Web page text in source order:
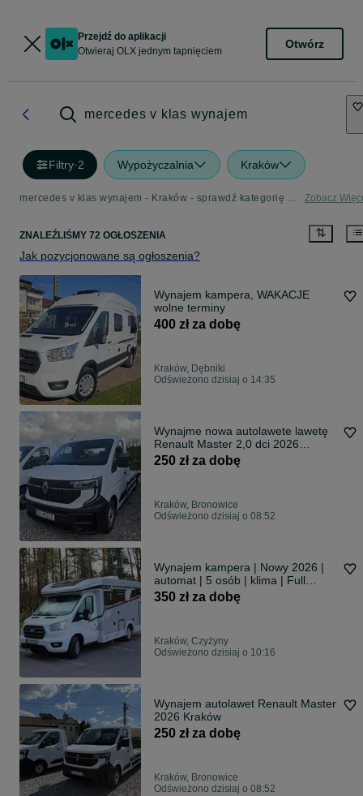
Przejdź do aplikacji
Otwieraj OLX jednym tapnięciem
Otwórz
mercedes v klas wynajem
Filtry·2 Wypożyczalnia Kraków
mercedes v klas wynajem - Kraków - sprawdź kategorię Wypożyczalnia Zobacz
ZNALEŹLIŚMY 72 OGŁOSZENIA
Jak pozycjonowane są ogłoszenia?
Wynajem kampera, WAKACJE
wolne terminy
400 zł za dobę
Kraków, Dębniki
Odświeżono dzisiaj o 14:35
Wynajme nowa autolawete lawetę
Renault Master 2,0 dci 2026
Kraków
250 zł za dobę
Kraków, Bronowice
Odświeżono dzisiaj o 08:52
Wynajem kampera | Nowy 2026 |
automat | 5 osób | klima | Full
Opcja |
350 zł za dobę
Kraków, Czyżyny
Odświeżono dzisiaj o 10:16
Wynajem autolawet Renault Master
2026 Kraków
250 zł za dobę
Kraków, Bronowice
Odświeżono dzisiaj o 08:52